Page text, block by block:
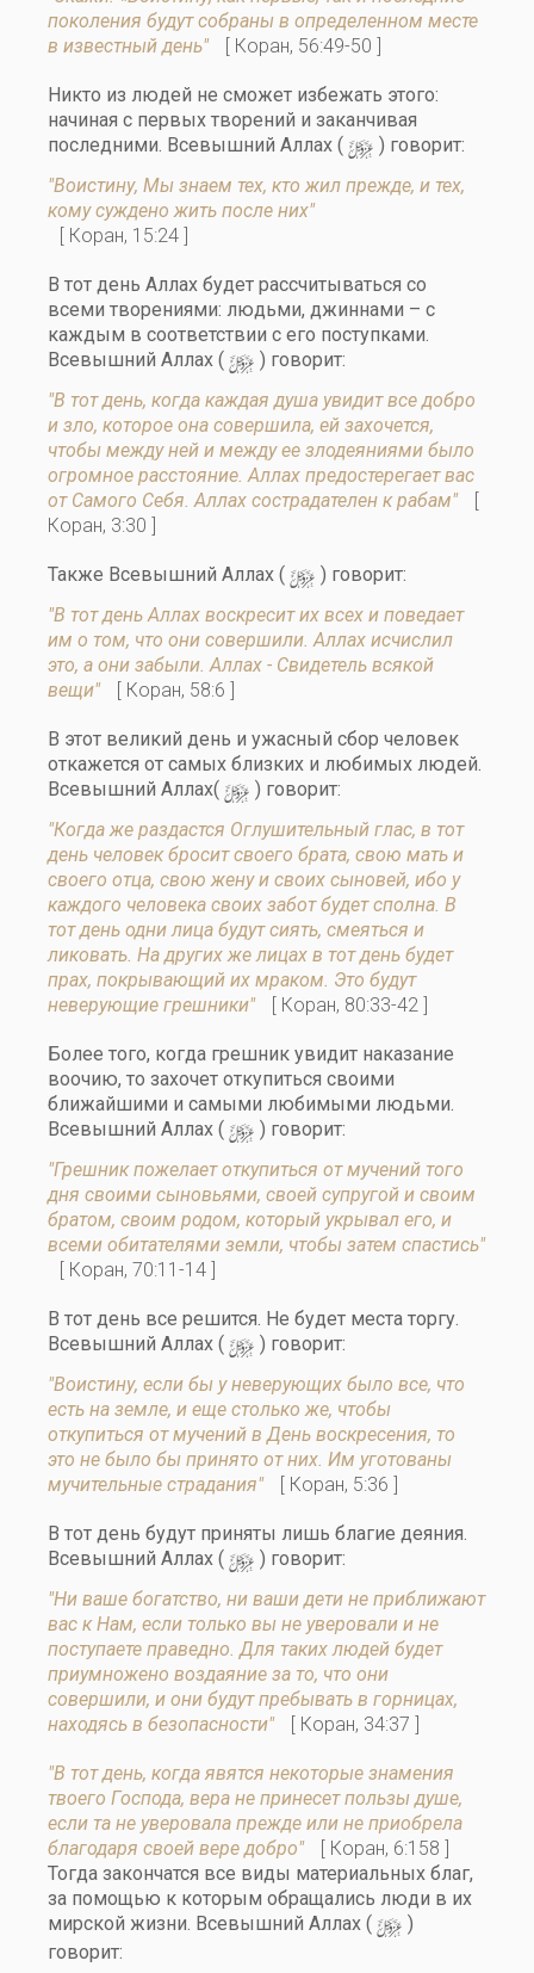
поколения будут собраны в определенном месте
в известный день"
[ Коран, 56:49-50 ]
Никто из людей не сможет избежать этого:
начиная с первых творений и заканчивая
последними. Всевышний Аллах ( y ) говорит:
"Bоистину, Мы знаем тех, кто жил прежде, и тех,
кому суждено жить после них"
[ Коран, 15:24 ]
В тот день Аллах будет рассчитываться со
всеми творениями: людьми, джиннами – с
каждым в соответствии с его поступками.
Всевышний Аллах ( y ) говорит:
"В тот день, когда каждая душа увидит все добро
и зло, которое она совершила, ей захочется,
чтобы между ней и между ее злодеяниями было
огромное расстояние. Аллах предостерегает вас
от Самого Себя. Аллах сострадателен к рабам"
[
Коран, 3:30 ]
Также Всевышний Аллах ( y ) говорит:
"В тот день Аллах воскресит их всех и поведает
им о том, что они совершили. Аллах исчислил
это, а они забыли. Аллах - Свидетель всякой
вещи"
[ Коран, 58:6 ]
В этот великий день и ужасный сбор человек
откажется от самых близких и любимых людей.
Всевышний Аллах( y ) говорит:
"Когда же раздастся Оглушительный глас, в тот
день человек бросит своего брата, свою мать и
своего отца, свою жену и своих сыновей, ибо у
каждого человека своих забот будет сполна. В
тот день одни лица будут сиять, смеяться и
ликовать. На других же лицах в тот день будет
прах, покрывающий их мраком. Это будут
неверующие грешники"
[ Коран, 80:33-42 ]
Более того, когда грешник увидит наказание
воочию, то захочет откупиться своими
ближайшими и самыми любимыми людьми.
Всевышний Аллах ( y ) говорит:
"Грешник пожелает откупиться от мучений того
дня своими сыновьями, своей супругой и своим
братом, своим родом, который укрывал его, и
всеми обитателями земли, чтобы затем спастись"
[ Коран, 70:11-14 ]
В тот день все решится. Не будет места торгу.
Всевышний Аллах ( y ) говорит:
"Воистину, если бы у неверующих было все, что
есть на земле, и еще столько же, чтобы
откупиться от мучений в День воскресения, то
это не было бы принято от них. Им уготованы
мучительные страдания"
[ Коран, 5:36 ]
В тот день будут приняты лишь благие деяния.
Всевышний Аллах ( y ) говорит:
"Ни ваше богатство, ни ваши дети не приближают
вас к Нам, если только вы не уверовали и не
поступаете праведно. Для таких людей будет
приумножено воздаяние за то, что они
совершили, и они будут пребывать в горницах,
находясь в безопасности"
[ Коран, 34:37 ]
"В тот день, когда явятся некоторые знамения
твоего Господа, вера не принесет пользы душе,
если та не уверовала прежде или не приобрела
благодаря своей вере добро"
[ Коран, 6:158 ]
Тогда закончатся все виды материальных благ,
за помощью к которым обращались люди в их
мирской жизни. Всевышний Аллах ( y )
говорит: